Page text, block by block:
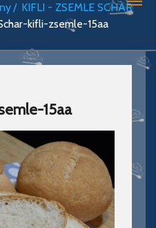
KIFLI - ZSEMLE SCHAR
kifli-zsemle-15aa
15aa